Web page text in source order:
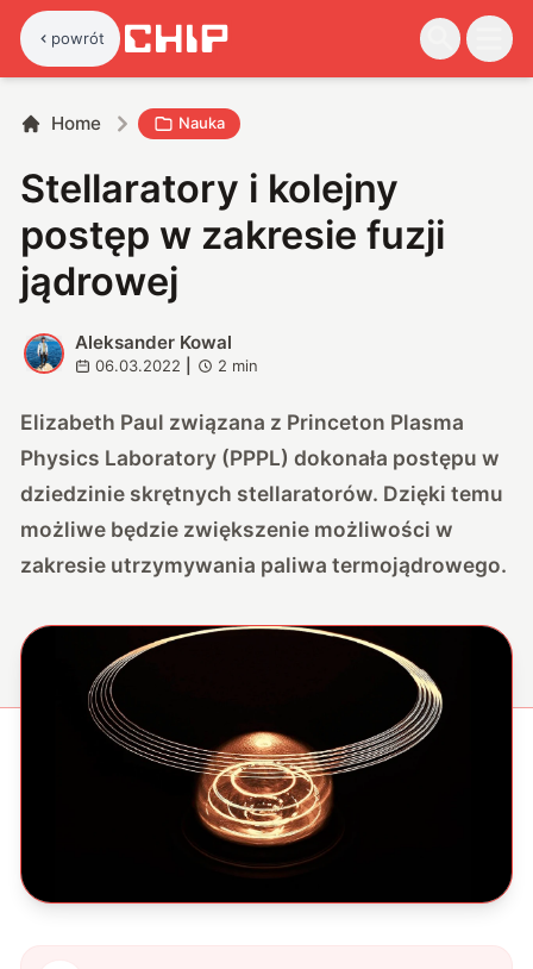
powrót
Home Nauka
Stellaratory i kolejny
postęp w zakresie fuzji
jądrowej
A
Aleksander Kowal
06.03.2022 2 min
Elizabeth Paul związana z Princeton Plasma
Physics Laboratory (PPPL) dokonała postępu w
dziedzinie skrętnych stellaratorów. Dzięki temu
możliwe będzie zwiększenie możliwości w
zakresie utrzymywania paliwa termojądrowego.